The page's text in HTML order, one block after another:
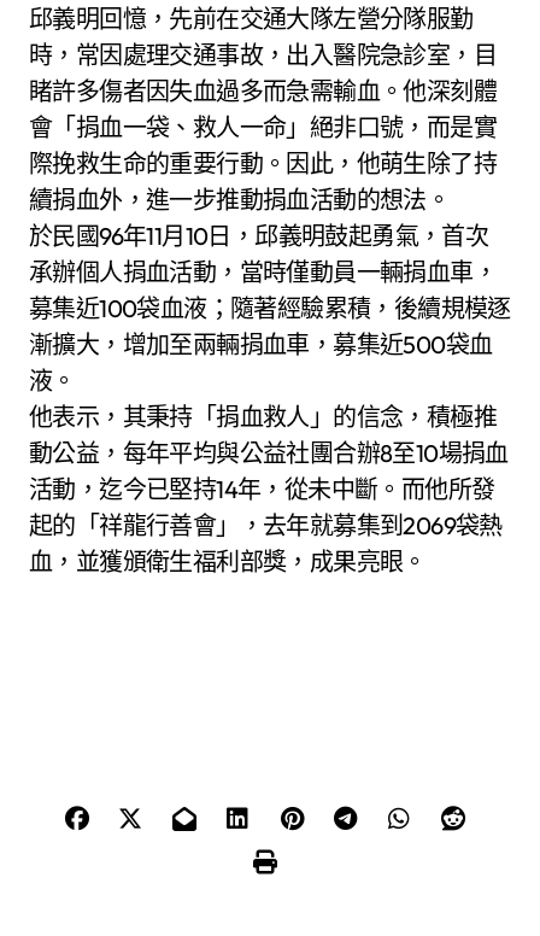
邱義明回憶，先前在交通大隊左營分隊服勤
時，常因處理交通事故，出入醫院急診室，目
睹許多傷者因失血過多而急需輸血。他深刻體
會「捐血一袋、救人一命」絕非口號，而是實
際挽救生命的重要行動。因此，他萌生除了持
續捐血外，進一步推動捐血活動的想法。
於民國96年11月10日，邱義明鼓起勇氣，首次
承辦個人捐血活動，當時僅動員一輛捐血車，
募集近100袋血液；隨著經驗累積，後續規模逐
漸擴大，增加至兩輛捐血車，募集近500袋血
液。
他表示，其秉持「捐血救人」的信念，積極推
動公益，每年平均與公益社團合辦8至10場捐血
活動，迄今已堅持14年，從未中斷。而他所發
起的「祥龍行善會」，去年就募集到2069袋熱
血，並獲頒衛生福利部獎，成果亮眼。